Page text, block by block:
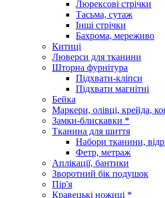
Люрексові стрічки
Тасьма, сутаж
Інші стрічки
Бахрома, мереживо
Китиці
Люверси для тканини
Шторна фурнітура
Підхвати-кліпси
Підхвати магнітні
Бейка
Маркери, олівці, крейда,
Замки-блискавки *
Тканина для шиття
Набори тканини,
Фетр, метраж
Аплікації, бантики
Зворотний бік подушок
Пір'я
Кравецькі ножиці *